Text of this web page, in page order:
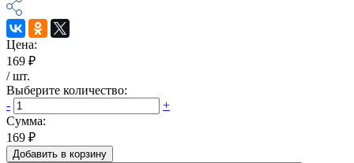
Цена:
169 ₽
/шт.
Выберите количество:
-
+
Сумма:
169 ₽
Добавить в корзину